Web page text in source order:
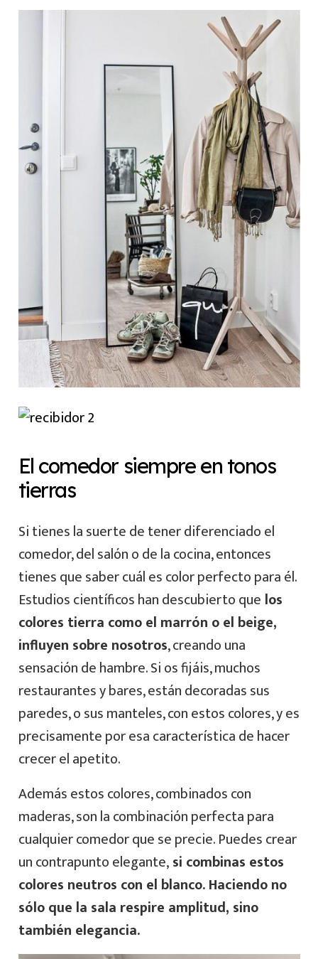
El comedor siempre en tonos
tierras
Si tienes la suerte de tener diferenciado el
comedor, del salón o de la cocina, entonces
tienes que saber cuál es color perfecto para él.
Estudios científicos han descubierto que los
colores tierra como el marrón o el beige,
influyen sobre nosotros, creando una
sensación de hambre. Si os fijáis, muchos
restaurantes y bares, están decoradas sus
paredes, o sus manteles, con estos colores, y es
precisamente por esa característica de hacer
crecer el apetito.
Además estos colores, combinados con
maderas, son la combinación perfecta para
cualquier comedor que se precie. Puedes crear
un contrapunto elegante,si combinas estos
colores neutros con el blanco. Haciendo no
sólo que la sala respire amplitud, sino
también elegancia.